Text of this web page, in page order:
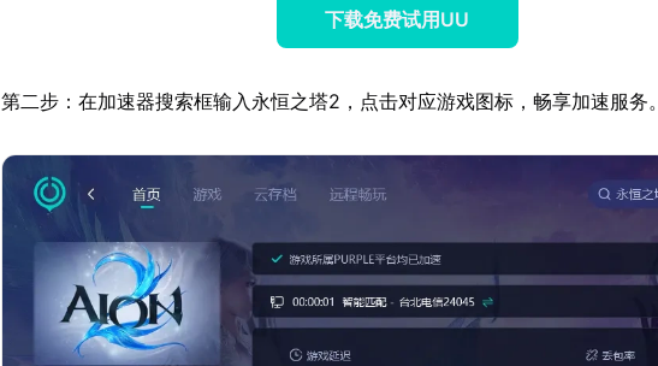
下载免费试用UU
第二步：在加速器搜索框输入永恒之塔2，点击对应游戏图标，畅享加速服务。